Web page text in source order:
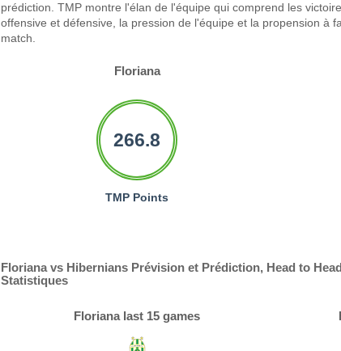
prédiction. TMP montre l'élan de l'équipe qui comprend les
offensive et défensive, la pression de l'équipe et la propension à
match.
Floriana
266.8
TMP Points
Floriana vs Hibernians Prévision et Prédiction, Head to
Statistiques
Floriana last 15 games